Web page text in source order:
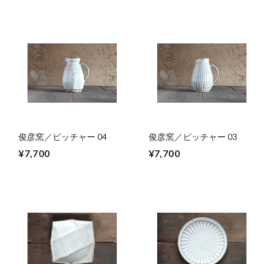
俊彦窯／ピッチャー 04
¥7,700
俊彦窯／ピッチャー 03
¥7,700